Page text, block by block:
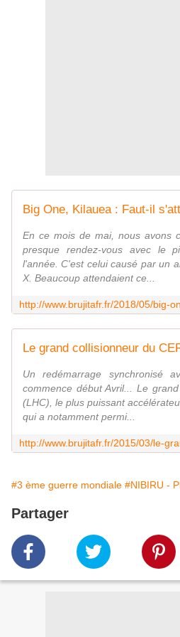
En ce mois de mai, nous avons
presque rendez-vous avec le
l'année. C'est celui causé par un
X. Beaucoup attendaient ce...
Un redémarrage synchronisé
commence début Avril... Le
(LHC), le plus puissant
qui a notamment permi...
#3 ème guerre mondiale #NIBIRU -
Partager